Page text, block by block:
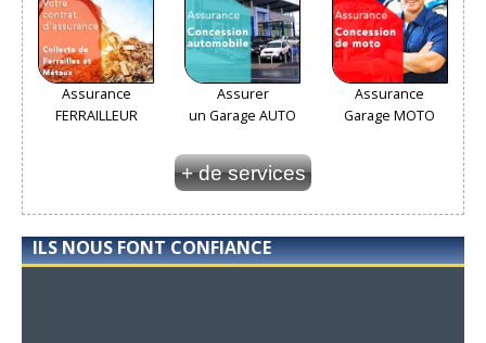
Assurance
FERRAILLEUR
Assurer
un Garage AUTO
Assurance
Garage MOTO
+ de services
ILS NOUS FONT CONFIANCE